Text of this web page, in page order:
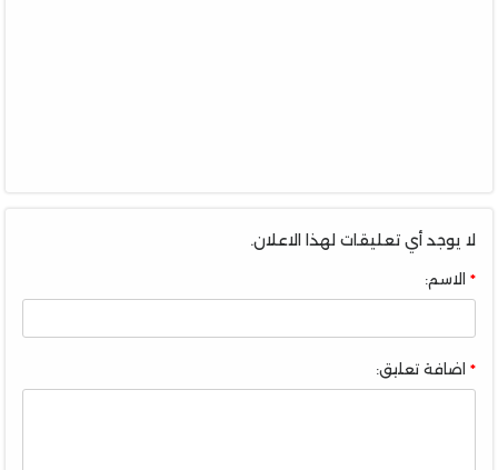
لا يوجد أي تعليقات لهذا الاعلان.
الاسم:
اضافة تعليق: